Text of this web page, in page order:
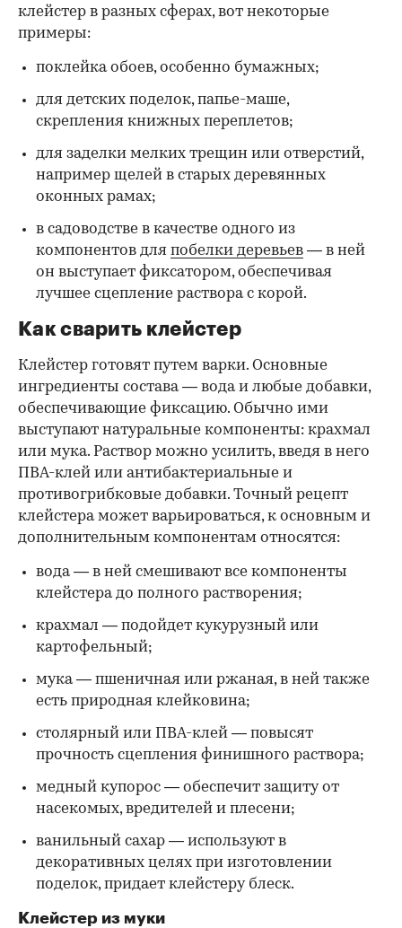
00:00 / 00:00
клейстер в разных сферах, вот некоторые
примеры:
поклейка обоев, особенно бумажных;
для детских поделок, папье-маше,
скрепления книжных переплетов;
для заделки мелких трещин или отверстий,
например щелей в старых деревянных
оконных рамах;
в садоводстве в качестве одного из
компонентов для побелки деревьев — в ней
он выступает фиксатором, обеспечивая
лучшее сцепление раствора с корой.
Как сварить клейстер
Клейстер готовят путем варки. Основные
ингредиенты состава — вода и любые добавки,
обеспечивающие фиксацию. Обычно ими
выступают натуральные компоненты: крахмал
или мука. Раствор можно усилить, введя в него
ПВА-клей или антибактериальные и
противогрибковые добавки. Точный рецепт
клейстера может варьироваться, к основным и
дополнительным компонентам относятся:
вода — в ней смешивают все компоненты
клейстера до полного растворения;
крахмал — подойдет кукурузный или
картофельный;
мука — пшеничная или ржаная, в ней также
есть природная клейковина;
столярный или ПВА-клей — повысят
прочность сцепления финишного раствора;
медный купорос — обеспечит защиту от
насекомых, вредителей и плесени;
ванильный сахар — используют в
декоративных целях при изготовлении
поделок, придает клейстеру блеск.
Клейстер из муки